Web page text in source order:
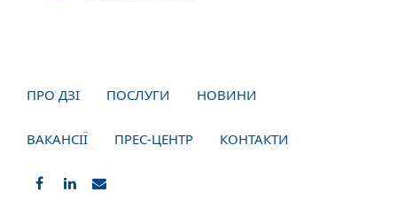
ПРО ДЗІ ПОСЛУГИ НОВИНИ
ВАКАНСІЇ ПРЕС-ЦЕНТР КОНТАКТИ